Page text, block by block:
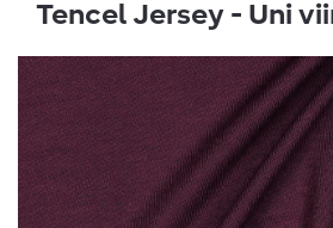
Tencel Jersey - Uni